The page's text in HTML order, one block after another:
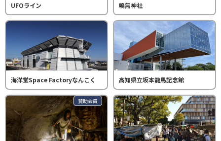
UFOライン 鳴無神社
海洋堂Space Factoryなんこく 高知県立坂本龍馬記念館
賛助会員